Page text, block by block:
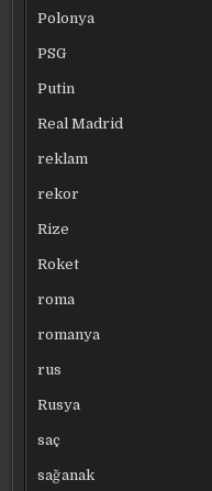
Polonya
PSG
Putin
Real Madrid
reklam
rekor
Rize
Roket
roma
romanya
rus
Rusya
saç
sağanak